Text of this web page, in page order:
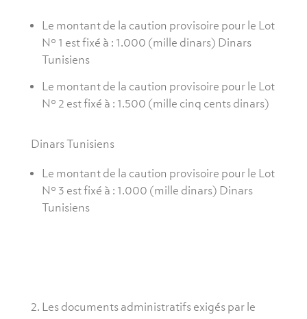
Le montant de la caution provisoire pour le Lot
N° 1 est fixé à : 1.000 (mille dinars) Dinars
Tunisiens
Le montant de la caution provisoire pour le Lot
N° 2 est fixé à : 1.500 (mille cinq cents dinars)
Dinars Tunisiens
Le montant de la caution provisoire pour le Lot
N° 3 est fixé à : 1.000 (mille dinars) Dinars
Tunisiens
Les documents administratifs exigés par le